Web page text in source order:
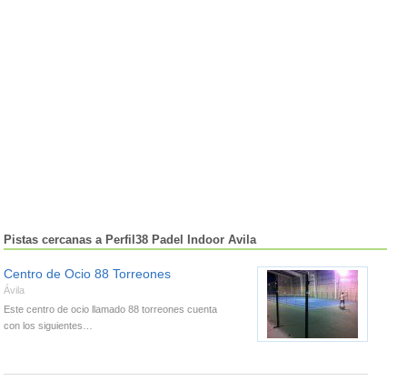
Pistas cercanas a Perfil38 Padel Indoor Avila
Centro de Ocio 88 Torreones
Ávila
Este centro de ocio llamado 88 torreones cuenta
con los siguientes…